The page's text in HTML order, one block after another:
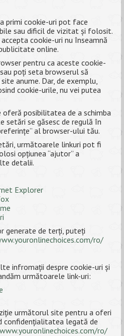
primi cookie-uri pot face
sau dificil de vizitat și folosit.
cookie-uri nu înseamnă
online.
pentru ca aceste cookie-
poți seta browserul să
anume. Dar, de exemplu,
cookie-urile, nu vei putea
posibilitatea de a schimba
setări se găsesc de regulă în
al browser-ului tău.
următoarele linkuri pot fi
opțiunea “ajutor” a
detalii.
Explorer
generate de terți, puteți
ro/
infromații despre cookie-uri și
următoarele link-uri:
următorul site pentru a oferi
confidențialitatea legată de
ro/